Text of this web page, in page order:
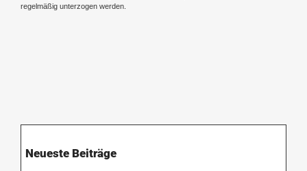
regelmäßig unterzogen werden.
Neueste Beiträge